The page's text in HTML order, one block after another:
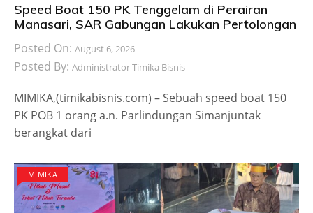
Speed Boat 150 PK Tenggelam di Perairan
Manasari, SAR Gabungan Lakukan Pertolongan
Posted On: August 6, 2026
Posted By: Administrator Timika Bisnis
MIMIKA,(timikabisnis.com) – Sebuah speed boat 150
PK POB 1 orang a.n. Parlindungan Simanjuntak
berangkat dari
MIMIKA